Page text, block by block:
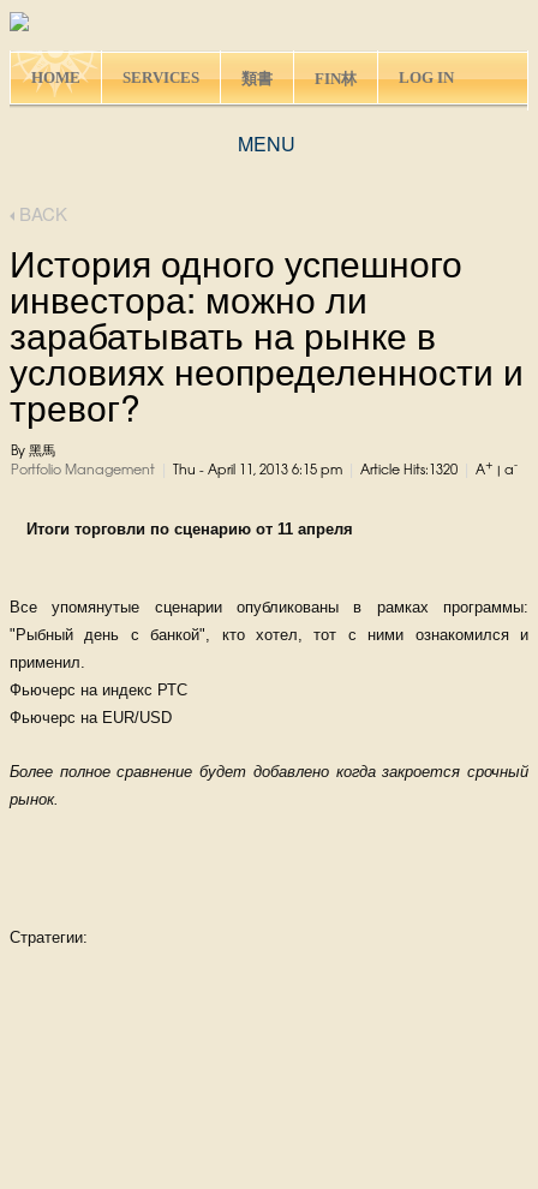
HOME SERVICES 類書 FIN林 LOG IN
MENU
BACK
История одного успешного
инвестора: можно ли
зарабатывать на рынке в
условиях неопределенности и
тревог?
By 黑馬
Portfolio Management
Thu - April 11, 2013 6:15 pm Article Hits:1320 A+ a-
Итоги торговли по сценарию от 11 апреля
Все упомянутые сценарии опубликованы в рамках программы:
"Рыбный день с банкой", кто хотел, тот с ними ознакомился и
применил.
Фьючерс на индекс РТС
Фьючерс на EUR/USD
Более полное сравнение будет добавлено когда закроется срочный
рынок.
Стратегии: